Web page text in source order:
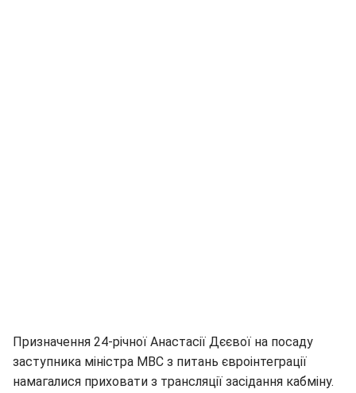
Призначення 24-річної Анастасії Дєєвої на посаду
заступника міністра МВС з питань євроінтеграції
намагалися приховати з трансляції засідання кабміну.